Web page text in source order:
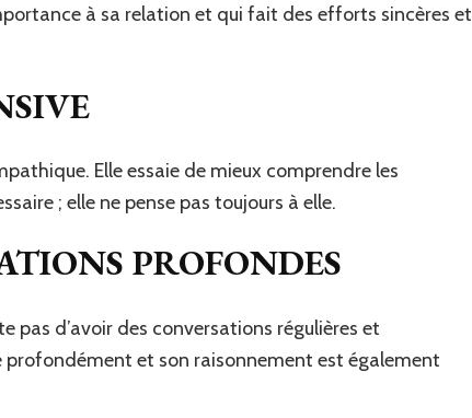
à sa relation et qui fait des efforts sincères et
Elle essaie de mieux comprendre les
; elle ne pense pas toujours à elle.
PROFONDES
pas d’avoir des conversations régulières et
profondément et son raisonnement est également